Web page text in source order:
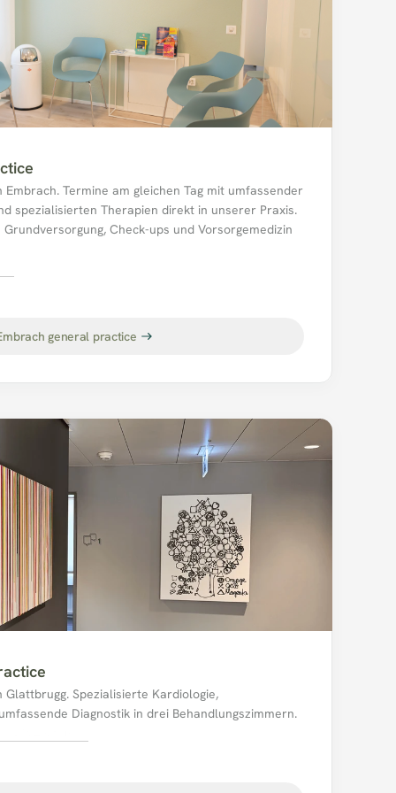
Termine am gleichen Tag mit umfassender
spezialisierten Therapien direkt in unserer Praxis.
Check-ups und Vorsorgemedizin
general practice
Spezialisierte Kardiologie,
Diagnostik in drei Behandlungszimmern.